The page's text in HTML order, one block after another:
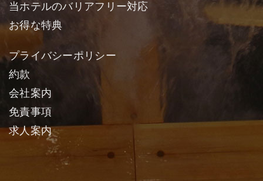
当ホテルのバリアフリー対応
お得な特典
プライバシーポリシー
約款
会社案内
免責事項
求人案内